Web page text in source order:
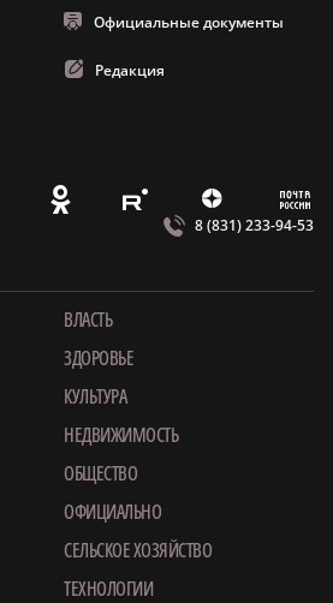
Официальные документы
Редакция
O E Z m
8 (831) 233-94-53
ВЛАСТЬ
ЗДОРОВЬЕ
КУЛЬТУРА
НЕДВИЖИМОСТЬ
ОБЩЕСТВО
ОФИЦИАЛЬНО
СЕЛЬСКОЕ ХОЗЯЙСТВО
ТЕХНОЛОГИИ